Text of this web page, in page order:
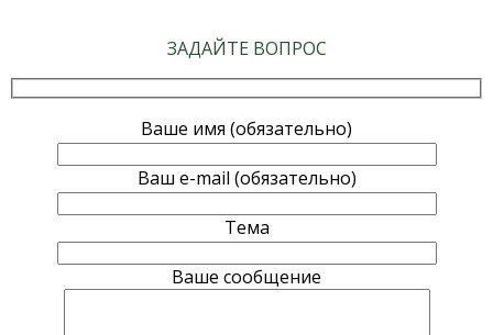
ЗАДАЙТЕ ВОПРОС
Ваше имя (обязательно)
Ваш e-mail (обязательно)
Тема
Ваше сообщение